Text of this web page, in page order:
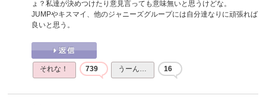
ょ？私達が決めつけたり意見言っても意味無いと思うけどな。
JUMPやキスマイ、他のジャニーズグループには自分達なりに頑張れば
良いと思う。
それな！ 739 うーん… 16